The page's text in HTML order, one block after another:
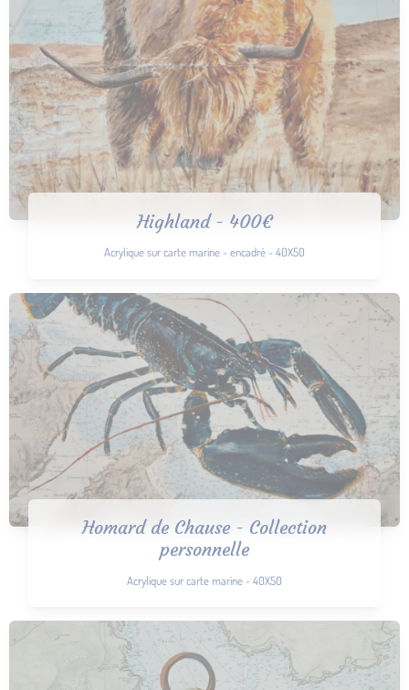
Highland - 400€
Acrylique sur carte marine - encadré - 40X50
Homard de Chause - Collection
personnelle
Acrylique sur carte marine - 40X50